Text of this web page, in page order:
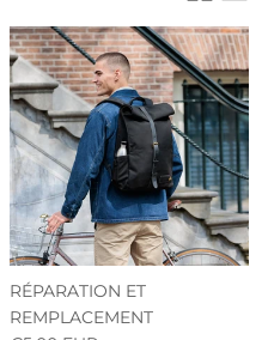
RÉPARATION ET
REMPLACEMENT